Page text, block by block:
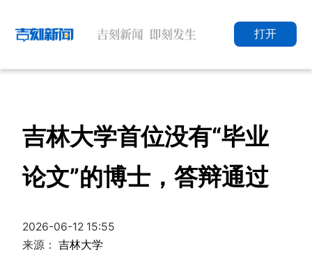
打开
吉林大学首位没有“毕业
论文”的博士，答辩通过
2026-06-12 15:55
来源：吉林大学